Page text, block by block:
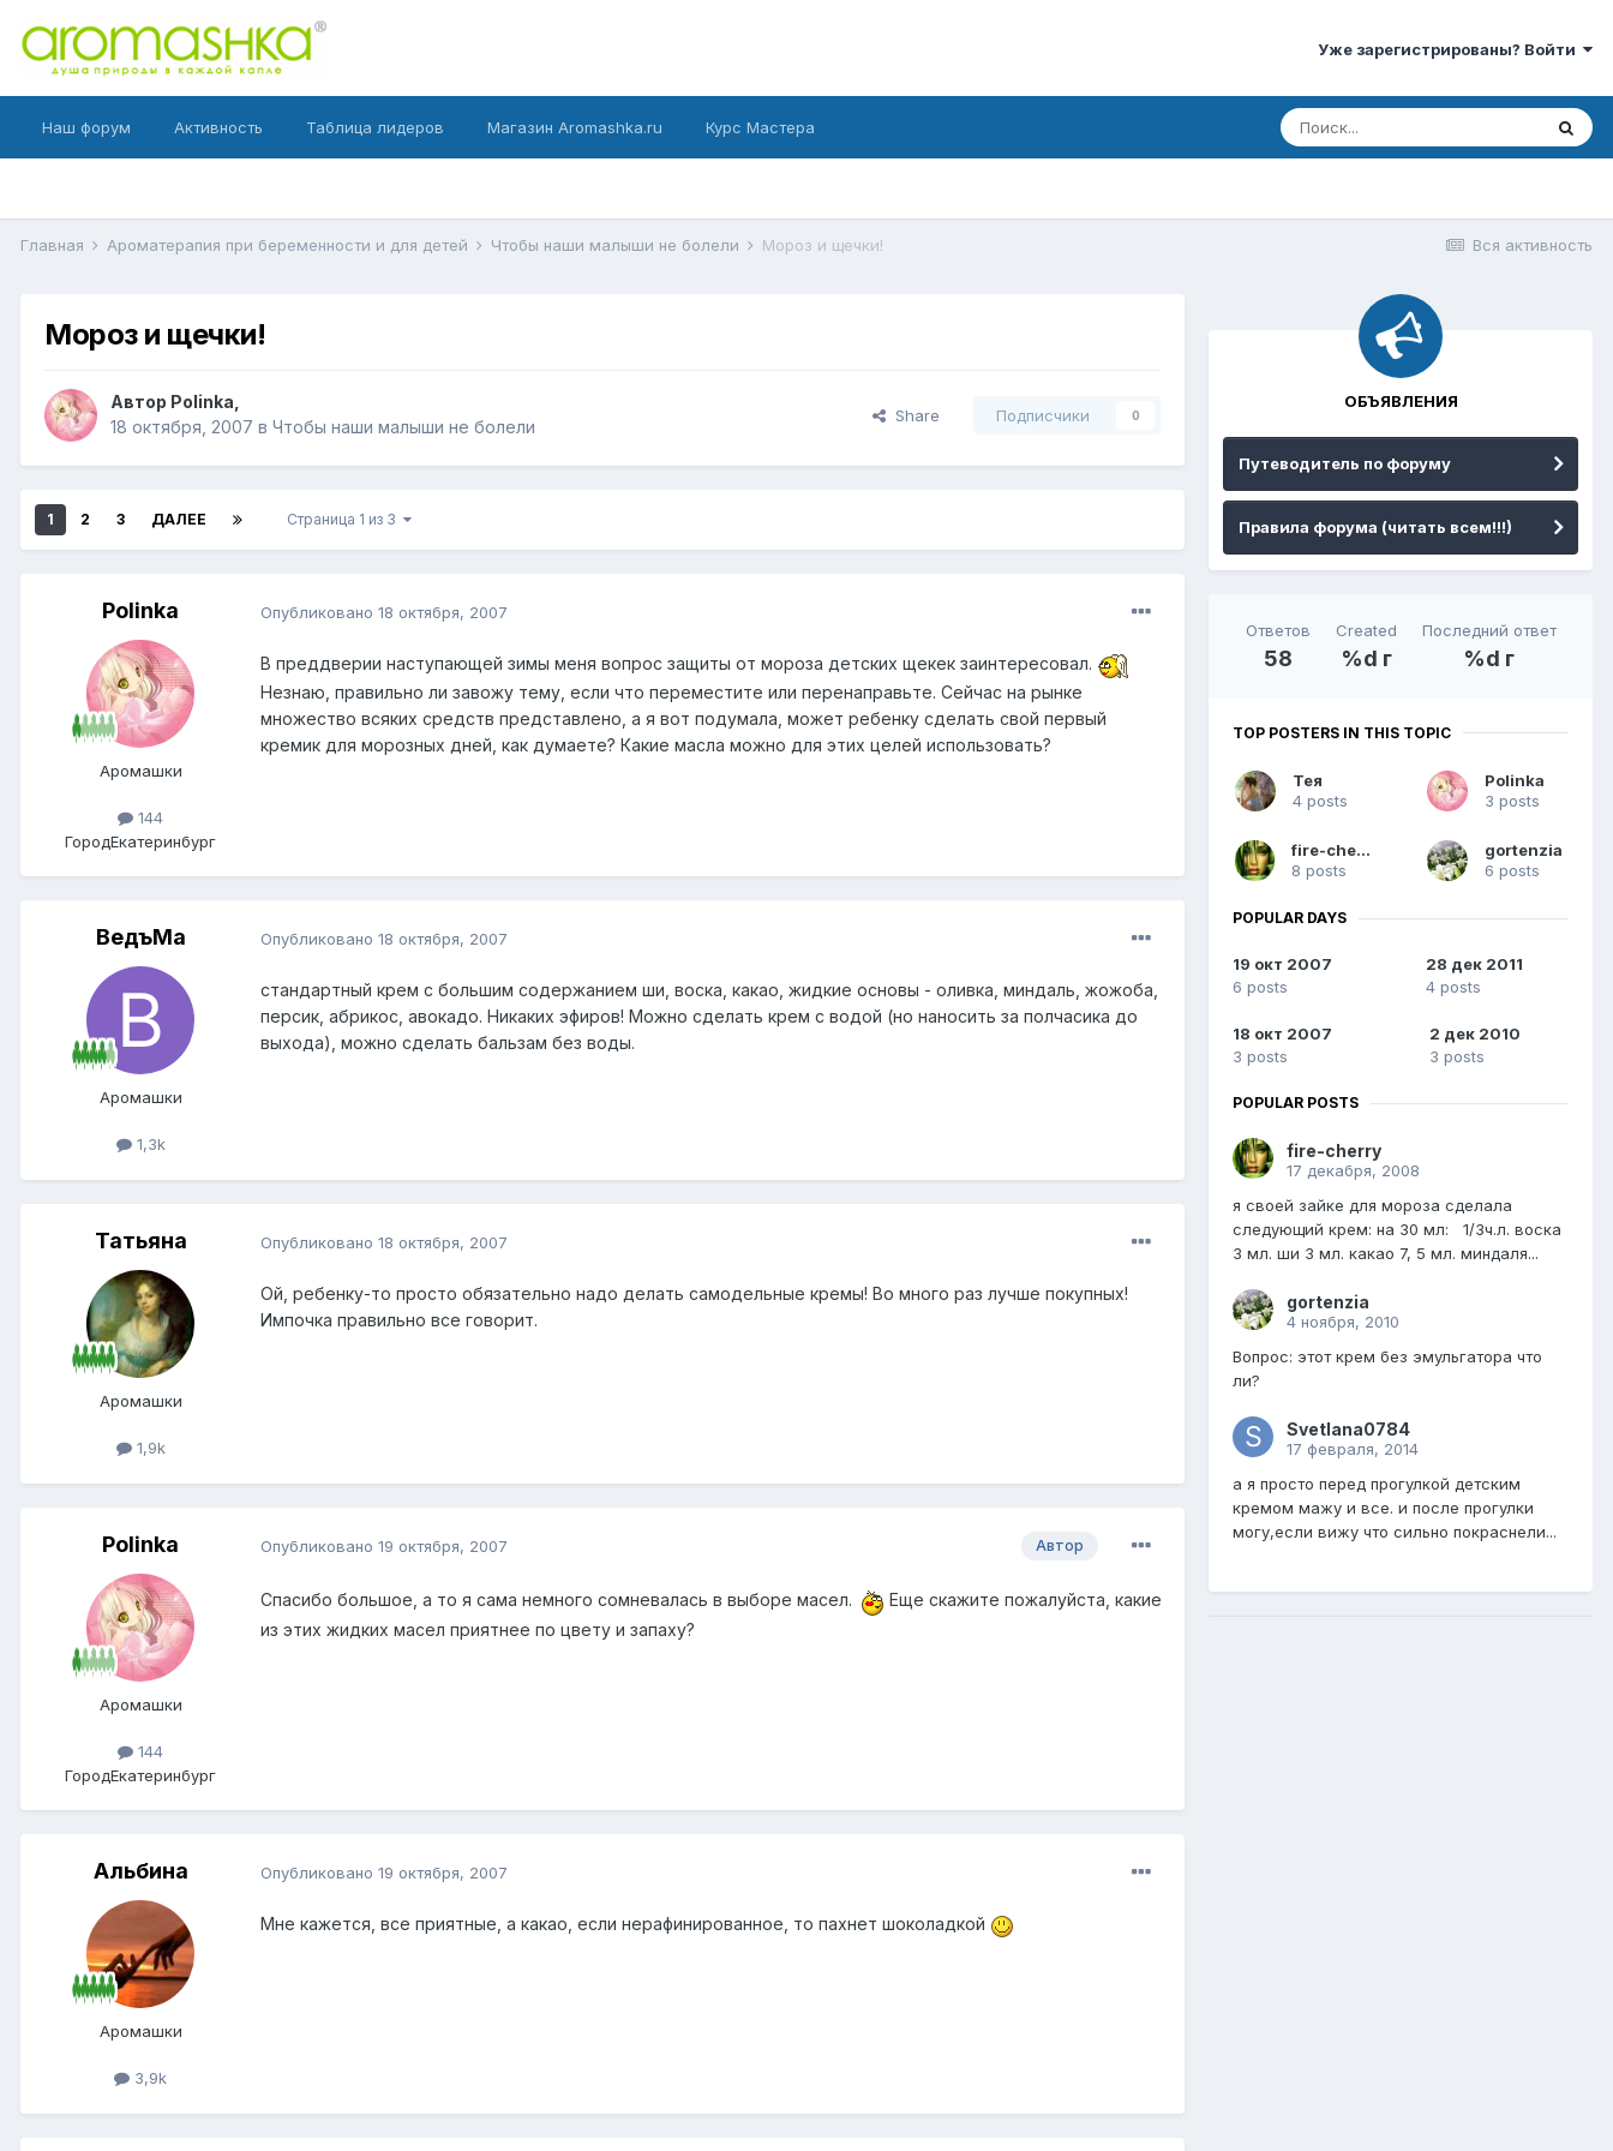
Уже зарегистрированы? Войти
Наш форум Активность Таблица лидеров Магазин Aromashka.ru Курс Мастера
Вся активность
Главная Ароматерапия при беременности и для детей Чтобы наши малыши не болели Мороз и щечки!
Мороз и щечки!
Автор Polinka
18 октября, 2007 в Чтобы наши малыши не болели
Share Подписчики 0
1 2 3 ДАЛЕЕ Страница 1 из 3
Polinka
Аромашки
144
ГородЕкатеринбург
Опубликовано 18 октября, 2007
В преддверии наступающей зимы меня вопрос защиты от мороза детских щекек заинтересовал.
Незнаю, правильно ли завожу тему, если что переместите или перенаправьте. Сейчас на рынке
множество всяких средств представлено, а я вот подумала, может ребенку сделать свой первый
кремик для морозных дней, как думаете? Какие масла можно для этих целей использовать?
ВедъМа
Аромашки
1,3k
Опубликовано 18 октября, 2007
стандартный крем с большим содержанием ши, воска, какао, жидкие основы - оливка, миндаль, жожоба,
персик, абрикос, авокадо. Никаких эфиров! Можно сделать крем с водой (но наносить за полчасика до
выхода), можно сделать бальзам без воды.
Татьяна
Аромашки
1,9k
Опубликовано 18 октября, 2007
Ой, ребенку-то просто обязательно надо делать самодельные кремы! Во много раз лучше покупных!
Импочка правильно все говорит.
Polinka
Аромашки
144
ГородЕкатеринбург
Автор
Опубликовано 19 октября, 2007
Спасибо большое, а то я сама немного сомневалась в выборе масел.
Еще скажите пожалуйста, какие
из этих жидких масел приятнее по цвету и запаху?
Альбина
Аромашки
3,9k
Опубликовано 19 октября, 2007
Мне кажется, все приятные, а какао, если нерафинированное, то пахнет шоколадкой
ОБЪЯВЛЕНИЯ
Путеводитель по форуму
Правила форума (читать всем!!!)
Ответов
58
Created
%d г
Последний ответ
%d г
TOP POSTERS IN THIS TOPIC
Тея
4 posts
Polinka
3 posts
fire-cherry
8 posts
gortenzia
6 posts
POPULAR DAYS
19 окт 2007
6 posts
28 дек 2011
4 posts
18 окт 2007
3 posts
2 дек 2010
3 posts
POPULAR POSTS
fire-cherry
17 декабря, 2008
я своей зайке для мороза сделала
следующий крем: на 30 мл: 1/3ч.л. воска
3 мл. ши 3 мл. какао 7, 5 мл. миндаля...
gortenzia
4 ноября, 2010
Вопрос: этот крем без эмульгатора что
ли?
Svetlana0784
17 февраля, 2014
а я просто перед прогулкой детским
кремом мажу и все. и после прогулки
могу,если вижу что сильно покраснели...